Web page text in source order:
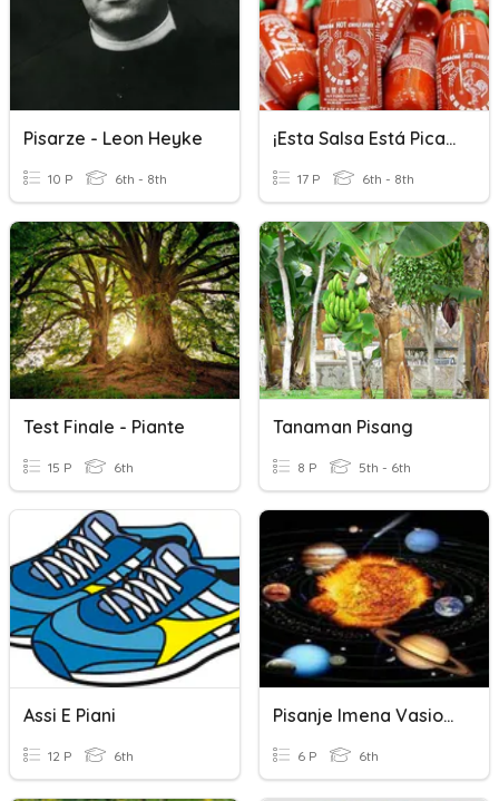
Pisarze - Leon Heyke
10 P 6th - 8th
¡Esta Salsa Está Picante!
17 P 6th - 8th
Test Finale - Piante
15 P 6th
Tanaman Pisang
8 P 5th - 6th
Assi E Piani
12 P 6th
Pisanje Imena Vasionskih Tela
6 P 6th